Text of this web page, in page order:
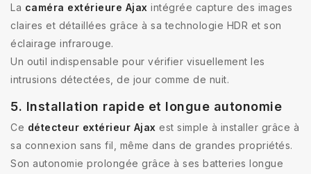
La caméra extérieure Ajax intégrée capture des images
claires et détaillées grâce à sa technologie HDR et son
éclairage infrarouge.
Un outil indispensable pour vérifier visuellement les
intrusions détectées, de jour comme de nuit.
5. Installation rapide et longue autonomie
Ce détecteur extérieur Ajax est simple à installer grâce à
sa connexion sans fil, même dans de grandes propriétés.
Son autonomie prolongée grâce à ses batteries longue